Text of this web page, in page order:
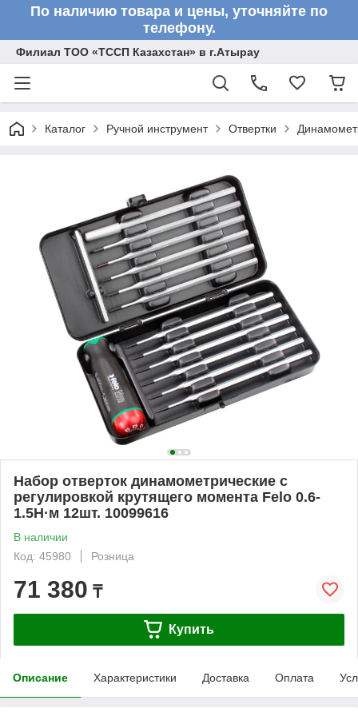
По наличию товара и цены, уточняйте по
телефону.
Филиал ТОО «ТССП Казахстан» в г.Атырау
Каталог Ручной инструмент Отвертки
Набор отверток динамометрические c
регулировкой крутящего момента Felo 0.6-
1.5Н·м 12шт. 10099616
В наличии
Код: 45980
Розница
71 380 ₸
Купить
Описание Характеристики Доставка Оплата